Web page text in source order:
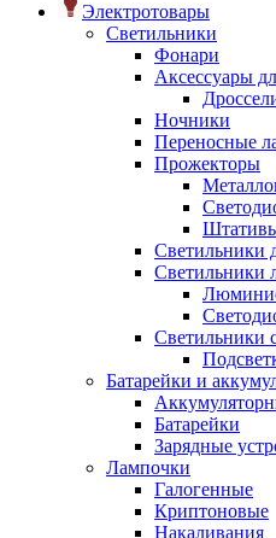
Электротовары
Светильники
Фонари
Аксессуары
Ночники
Переносные
Прожекторы
Светильники
Светильники
Батарейки и
Батарейки
Зарядные
Лампочки
Галогенные
Криптоновые
Накаливания